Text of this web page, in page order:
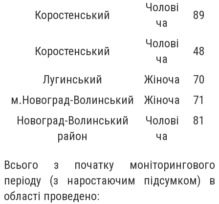
Коростенський
Чолові
ча
89
Коростенський
Чолові
ча
48
Лугинський Жіноча
70
м.Новоград-Волинський
Жіноча
71
Новоград-Волинський
район
Чолові
ча
81
Всього з початку моніторингового
періоду (з наростаючим підсумком) в
області проведено: